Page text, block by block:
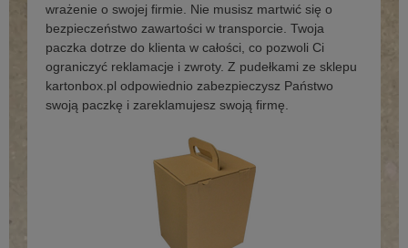
wrażenie o swojej firmie. Nie musisz martwić się o
bezpieczeństwo zawartości w transporcie. Twoja
paczka dotrze do klienta w całości, co pozwoli Ci
ograniczyć reklamacje i zwroty. Z pudełkami ze sklepu
kartonbox.pl odpowiednio zabezpieczysz Państwo
swoją paczkę i zareklamujesz swoją firmę.